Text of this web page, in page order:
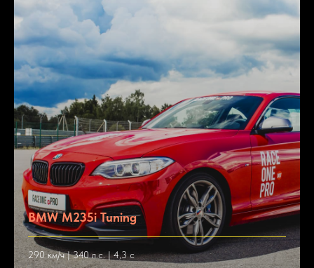
BMW M235i Tuning
290 км/ч | 340 л.с. | 4,3 с